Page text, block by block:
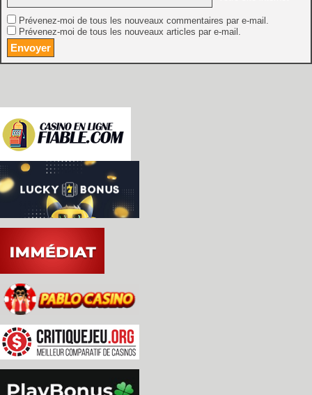
Prévenez-moi de tous les nouveaux commentaires par e-mail.
Prévenez-moi de tous les nouveaux articles par e-mail.